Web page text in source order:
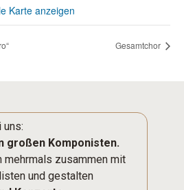
Karte anzeigen
Gesamtchor
großen Komponisten.
mehrmals zusammen mit
und gestalten